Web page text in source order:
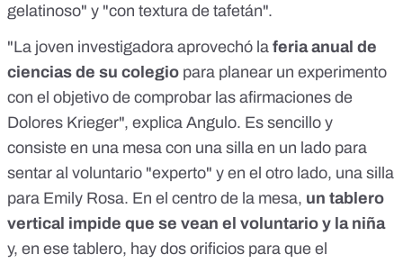
gelatinoso" y "con textura de tafetán".
"La joven investigadora aprovechó la feria anual de
ciencias de su colegio para planear un experimento
con el objetivo de comprobar las afirmaciones de
Dolores Krieger", explica Angulo. Es sencillo y
consiste en una mesa con una silla en un lado para
sentar al voluntario "experto" y en el otro lado, una silla
para Emily Rosa. En el centro de la mesa, un tablero
vertical impide que se vean el voluntario y la niña
y, en ese tablero, hay dos orificios para que el